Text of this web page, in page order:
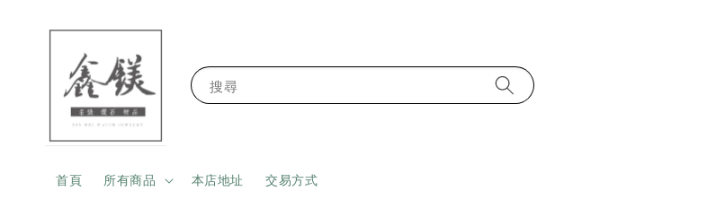
搜尋
首頁 所有商品 本店地址 交易方式